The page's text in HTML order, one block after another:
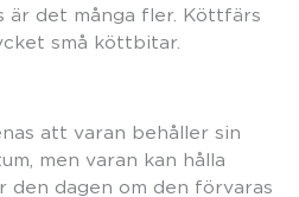
det många fler. Köttfärs
små köttbitar.
att varan behåller sin
men varan kan hålla
dagen om den förvaras